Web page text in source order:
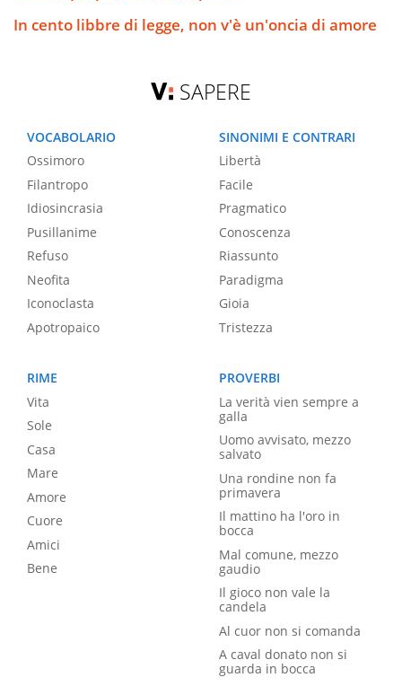
In cento libbre di legge, non v'è un'oncia di amore
SAPERE
VOCABOLARIO
Ossimoro
Filantropo
Idiosincrasia
Pusillanime
Refuso
Neofita
Iconoclasta
Apotropaico
SINONIMI E CONTRARI
Libertà
Facile
Pragmatico
Conoscenza
Riassunto
Paradigma
Gioia
Tristezza
RIME
Vita
Sole
Casa
Mare
Amore
Cuore
Amici
Bene
PROVERBI
La verità vien sempre a
galla
Uomo avvisato, mezzo
salvato
Una rondine non fa
primavera
Il mattino ha l'oro in
bocca
Mal comune, mezzo
gaudio
Il gioco non vale la
candela
Al cuor non si comanda
A caval donato non si
guarda in bocca